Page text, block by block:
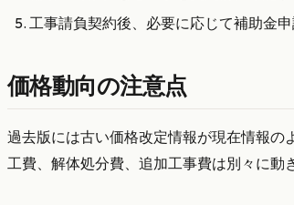
工事請負契約後、必要に応じて補助金
価格動向の注意点
過去版には古い価格改定情報が現在情報
工費、解体処分費、追加工事費は別々に動